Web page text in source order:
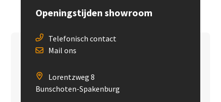
Openingstijden showroom
Telefonisch contact
Mail ons
Lorentzweg 8
Bunschoten-Spakenburg